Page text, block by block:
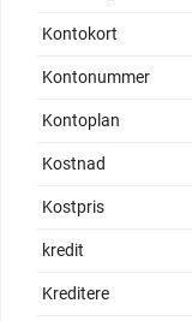
Kontokort
Kontonummer
Kontoplan
Kostnad
Kostpris
kredit
Kreditere